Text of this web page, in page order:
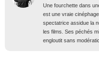
Une fourchette dans
est une vraie
spectatrice assidue la
les films. Ses péchés
engloutit sans